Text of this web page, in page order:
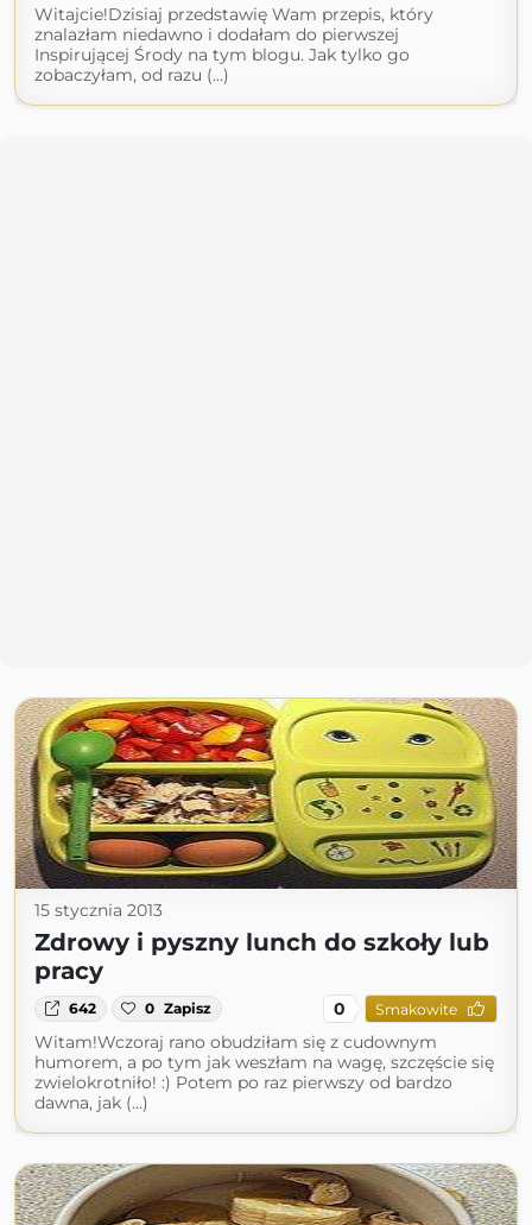
Witajcie!Dzisiaj przedstawię Wam przepis, który
znalazłam niedawno i dodałam do pierwszej
Inspirującej Środy na tym blogu. Jak tylko go
zobaczyłam, od razu (...)
15 stycznia 2013
Zdrowy i pyszny lunch do szkoły lub
pracy
642 0 Zapisz 0 Smakowite
Witam!Wczoraj rano obudziłam się z cudownym
humorem, a po tym jak weszłam na wagę, szczęście się
zwielokrotniło! :) Potem po raz pierwszy od bardzo
dawna, jak (...)